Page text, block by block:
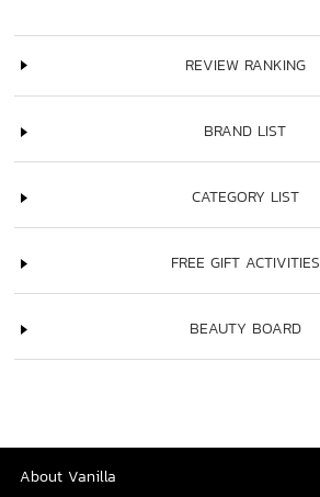
REVIEW RANKING
BRAND LIST
CATEGORY LIST
FREE GIFT ACTIVITIES
BEAUTY BOARD
About Vanilla